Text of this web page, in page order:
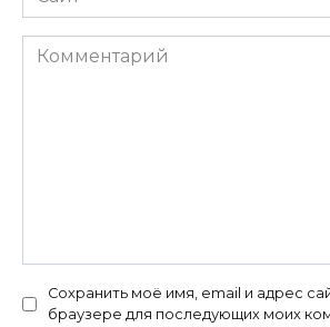
Комментарий
Сохранить моё имя, email и адрес
браузере для последующих моих